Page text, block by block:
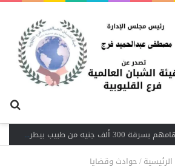
اندلاع حريق داخل مصنع نسيج بشبرا الخيمة.. 3 سيارات إطفاء تحاصر النيران
الرئيسية/حوادث وقضايا